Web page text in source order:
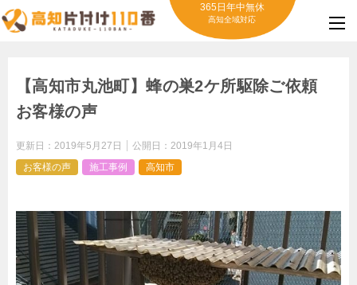
365日年中無休
高知全域対応
【高知市丸池町】蜂の巣2ケ所駆除ご依頼
お客様の声
更新日： 2019年5月27日 公開日： 2019年1月4日
お客様の声
施工事例 高知市